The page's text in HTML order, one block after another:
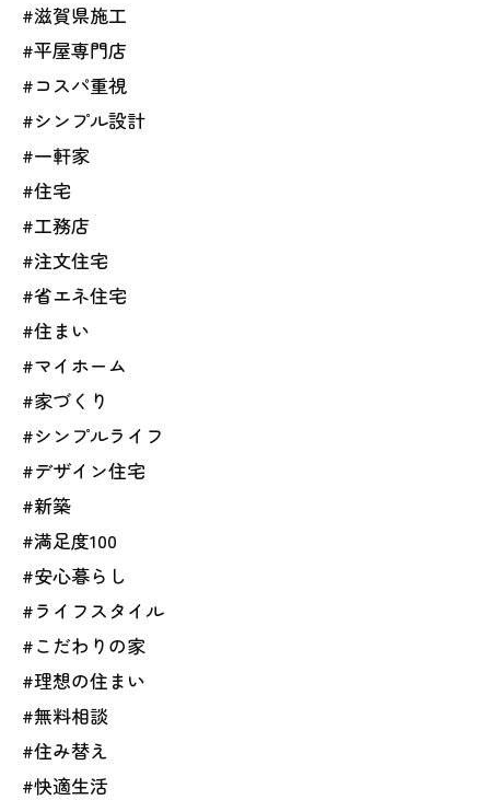
#滋賀県施工
#平屋専門店
#コスパ重視
#シンプル設計
#一軒家
#住宅
#工務店
#注文住宅
#省エネ住宅
#住まい
#マイホーム
#家づくり
#シンプルライフ
#デザイン住宅
#新築
#満足度100
#安心暮らし
#ライフスタイル
#こだわりの家
#理想の住まい
#無料相談
#住み替え
#快適生活